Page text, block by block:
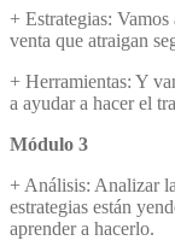
+ Estrategias:
venta que atraigan
+ Herramientas: Y
a ayudar a hacer el
Módulo 3
+ Análisis: Analizar
estrategias están
aprender a hacerlo.